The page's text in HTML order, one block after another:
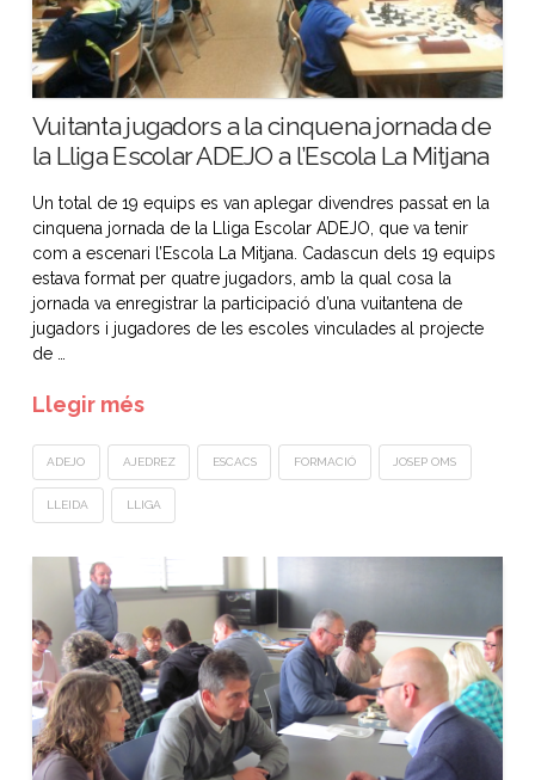
Vuitanta jugadors a la cinquena jornada de
la Lliga Escolar ADEJO a l’Escola La Mitjana
Un total de 19 equips es van aplegar divendres passat en la
cinquena jornada de la Lliga Escolar ADEJO, que va tenir
com a escenari l’Escola La Mitjana. Cadascun dels 19 equips
estava format per quatre jugadors, amb la qual cosa la
jornada va enregistrar la participació d’una vuitantena de
jugadors i jugadores de les escoles vinculades al projecte
de …
Llegir més
ADEJO AJEDREZ ESCACS FORMACIÓ JOSEP OMS
LLEIDA LLIGA